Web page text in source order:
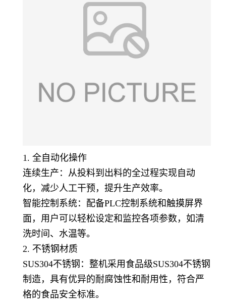
1. 全自动化操作
连续生产：从投料到出料的全过程实现自动
化，减少人工干预，提升生产效率。
智能控制系统：配备PLC控制系统和触摸屏界
面，用户可以轻松设定和监控各项参数，如清
洗时间、水温等。
2. 不锈钢材质
SUS304不锈钢：整机采用食品级SUS304不锈钢
制造，具有优异的耐腐蚀性和耐用性，符合严
格的食品安全标准。